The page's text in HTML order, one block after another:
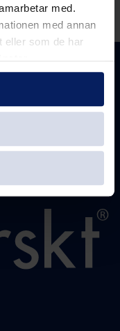
med.
med annan
eller som de har